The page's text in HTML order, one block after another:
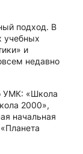
подход. В
учебных
и
недавно
УМК: «Школа
2000»,
начальная